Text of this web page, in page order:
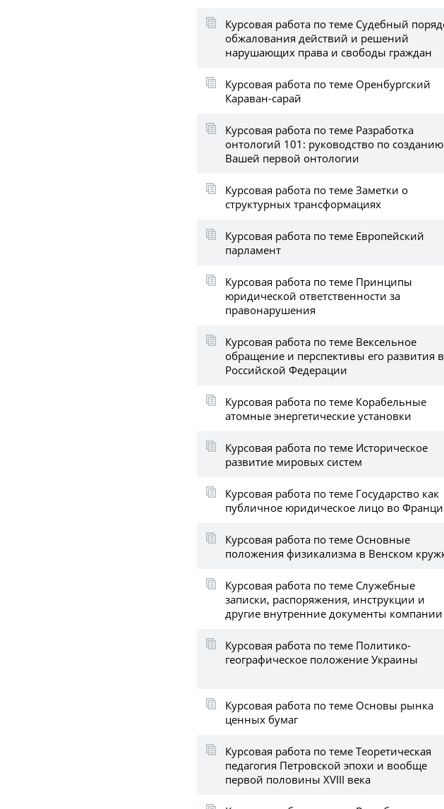
Курсовая работа по теме Судебный
обжалования действий и решений
нарушающих права и свободы граждан
Курсовая работа по теме Оренбургский
Караван-сарай
Курсовая работа по теме Разработка
онтологий 101: руководство по созданию
Вашей первой онтологии
Курсовая работа по теме Заметки о
структурных трансформациях
Курсовая работа по теме Европейский
парламент
Курсовая работа по теме Принципы
юридической ответственности за
правонарушения
Курсовая работа по теме Вексельное
обращение и перспективы его развития в
Российской Федерации
Курсовая работа по теме Корабельные
атомные энергетические установки
Курсовая работа по теме Историческое
развитие мировых систем
Курсовая работа по теме Государство как
публичное юридическое лицо во
Курсовая работа по теме Основные
положения физикализма в Венском
Курсовая работа по теме Служебные
записки, распоряжения, инструкции и
другие внутренние документы компании
Курсовая работа по теме Политико-
географическое положение Украины
Курсовая работа по теме Основы рынка
ценных бумаг
Курсовая работа по теме Теоретическая
педагогия Петровской эпохи и вообще
первой половины XVIII века